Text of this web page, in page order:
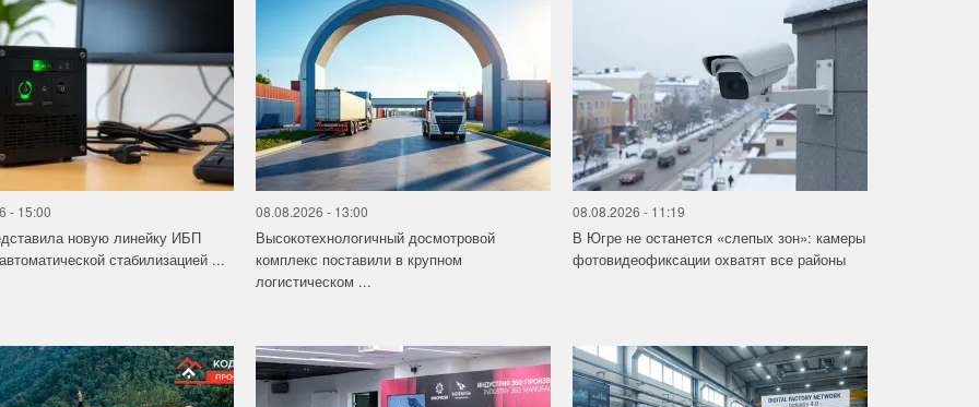
- 15:00
новую линейку ИБП
стабилизацией ...
08.08.2026 - 13:00
Высокотехнологичный досмотровой
комплекс поставили в крупном
логистическом ...
08.08.2026 - 11:19
В Югре не останется «слепых зон»: камеры
фотовидеофиксации охватят все районы